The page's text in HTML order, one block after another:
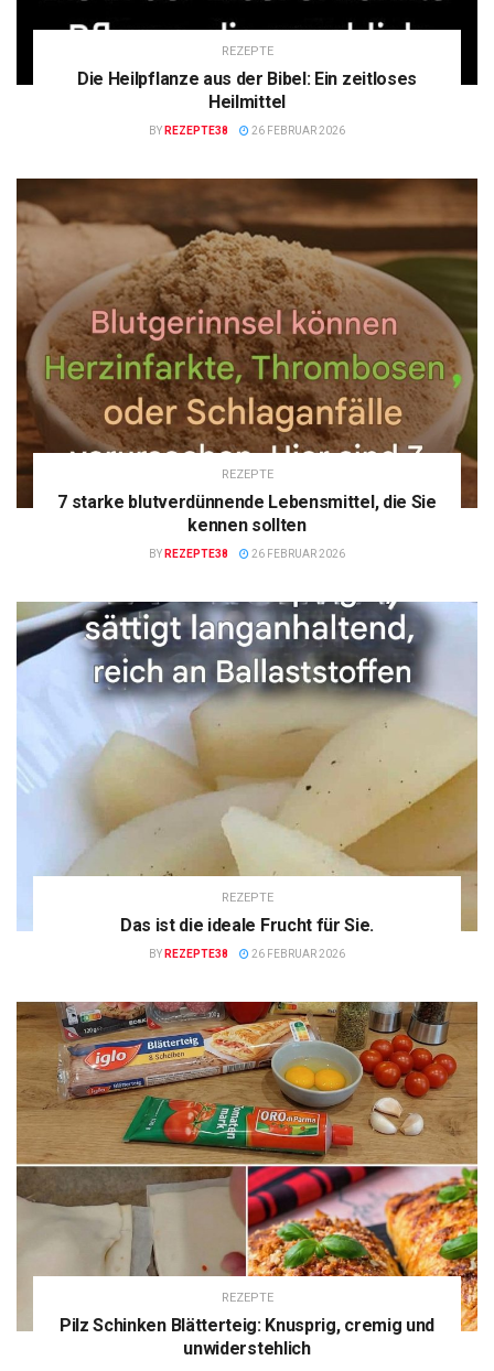
REZEPTE
Die Heilpflanze aus der Bibel: Ein zeitloses
Heilmittel
BY REZEPTE38 26 FEBRUAR 2026
REZEPTE
7 starke blutverdünnende Lebensmittel, die Sie
kennen sollten
BY REZEPTE38 26 FEBRUAR 2026
REZEPTE
Das ist die ideale Frucht für Sie.
BY REZEPTE38 26 FEBRUAR 2026
REZEPTE
Pilz Schinken Blätterteig: Knusprig, cremig und
unwiderstehlich